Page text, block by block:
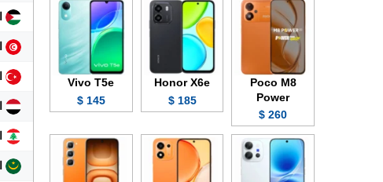
Poco M8
Power
260 $
Honor X6e
185 $
Vivo T5e
145 $